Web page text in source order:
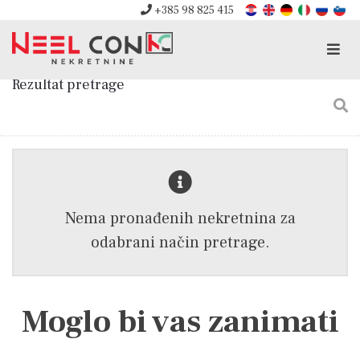
+385 98 825 415
Rezultat pretrage
Nema pronađenih nekretnina za
odabrani način pretrage.
Moglo bi vas zanimati